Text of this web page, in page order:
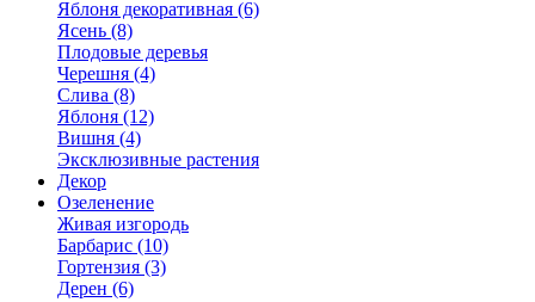
Яблоня декоративная (6)
Ясень (8)
Плодовые деревья
Черешня (4)
Слива (8)
Яблоня (12)
Вишня (4)
Эксклюзивные растения
Декор
Озеленение
Живая изгородь
Барбарис (10)
Гортензия (3)
Дерен (6)